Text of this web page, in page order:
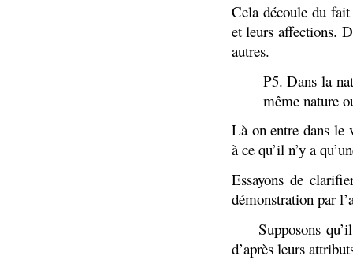
Cela découle du fait
et leurs affections.
autres.
P5. Dans la
même nature
Là on entre dans le
à ce qu’il n’y a
Essayons de
démonstration par
Supposons
d’après leurs